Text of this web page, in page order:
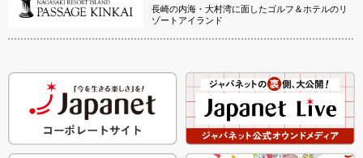
長崎の内海・大村湾に面したゴルフ＆ホテルのリ
ゾートアイランド